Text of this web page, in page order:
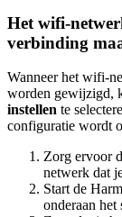
Het wifi-
verbinding
Wanneer het wifi-
worden gewijzigd,
instellen te
configuratie wordt
Zorg ervoor
netwerk dat
Start de
onderaan het